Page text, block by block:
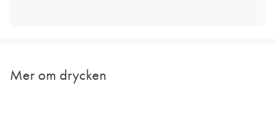
Mer om drycken